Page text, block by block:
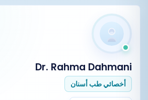
Dr. Rahma Dahmani
أخصائي طب أسنان